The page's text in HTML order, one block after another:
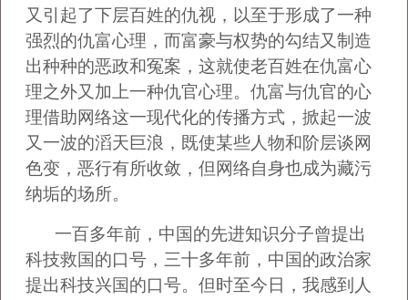
又引起了下层百姓的仇视，以至于形成了一种
强烈的仇富心理，而富豪与权势的勾结又制造
出种种的恶政和冤案，这就使老百姓在仇富心
理之外又加上一种仇官心理。仇富与仇官的心
理借助网络这一现代化的传播方式，掀起一波
又一波的滔天巨浪，既使某些人物和阶层谈网
色变，恶行有所收敛，但网络自身也成为藏污
纳垢的场所。
一百多年前，中国的先进知识分子曾提出
科技救国的口号，三十多年前，中国的政治家
提出科技兴国的口号。但时至今日，我感到人